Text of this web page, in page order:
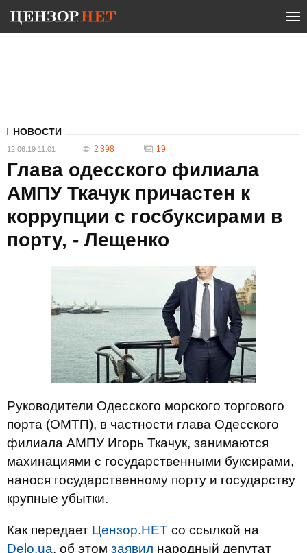
НОВОСТИ
12.06.19 11:01 2 398 19
Глава одесского филиала
АМПУ Ткачук причастен к
коррупции с госбуксирами в
порту, - Лещенко
Руководители Одесского морского торгового
порта (ОМТП), в частности глава Одесского
филиала АМПУ Игорь Ткачук, занимаются
махинациями с государственными буксирами,
нанося государственному порту и государству
крупные убытки.
Как передает Цензор.НЕТ со ссылкой на
Delo.ua, об этом заявил народный депутат